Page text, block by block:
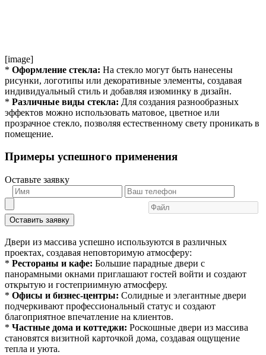
[image]
* Оформление стекла: На стекло могут быть нанесены
рисунки, логотипы или декоративные элементы, создавая
индивидуальный стиль и добавляя изюминку в дизайн.
* Различные виды стекла: Для создания разнообразных
эффектов можно использовать матовое, цветное или
прозрачное стекло, позволяя естественному свету проникать в
помещение.
Примеры успешного применения
Оставьте заявку
Оставить заявку
Двери из массива успешно используются в различных
проектах, создавая неповторимую атмосферу:
* Рестораны и кафе: Большие парадные двери с
панорамными окнами приглашают гостей войти и создают
открытую и гостеприимную атмосферу.
* Офисы и бизнес-центры: Солидные и элегантные двери
подчеркивают профессиональный статус и создают
благоприятное впечатление на клиентов.
* Частные дома и коттеджи: Роскошные двери из массива
становятся визитной карточкой дома, создавая ощущение
тепла и уюта.